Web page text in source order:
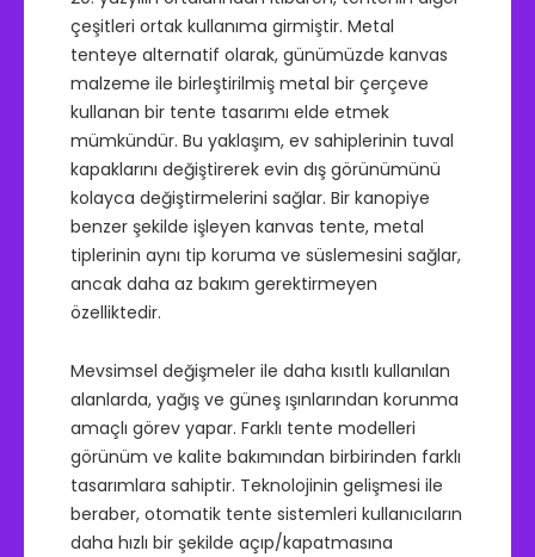
çeşitleri ortak kullanıma girmiştir. Metal
tenteye alternatif olarak, günümüzde kanvas
malzeme ile birleştirilmiş metal bir çerçeve
kullanan bir tente tasarımı elde etmek
mümkündür. Bu yaklaşım, ev sahiplerinin tuval
kapaklarını değiştirerek evin dış görünümünü
kolayca değiştirmelerini sağlar. Bir kanopiye
benzer şekilde işleyen kanvas tente, metal
tiplerinin aynı tip koruma ve süslemesini sağlar,
ancak daha az bakım gerektirmeyen
özelliktedir.
Mevsimsel değişmeler ile daha kısıtlı kullanılan
alanlarda, yağış ve güneş ışınlarından korunma
amaçlı görev yapar. Farklı tente modelleri
görünüm ve kalite bakımından birbirinden farklı
tasarımlara sahiptir. Teknolojinin gelişmesi ile
beraber, otomatik tente sistemleri kullanıcıların
daha hızlı bir şekilde açıp/kapatmasına